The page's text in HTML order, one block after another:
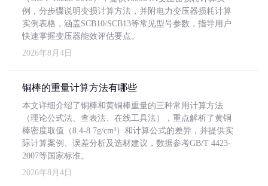
例，分步骤说明变损计算方法，并附电力变压器损耗计算
实例表格，涵盖SCB10/SCB13等常见型号参数，指导用户
快速掌握变压器能效评估要点。
2026年8月4日
铜棒的重量计算方法有哪些
本文详细介绍了铜棒和黄铜棒重量的三种常用计算方法
（理论公式法、查表法、在线工具法），重点解析了黄铜
棒密度取值（8.4-8.7g/cm³）和计算公式的差异，并提供实
际计算案例、误差分析及选材建议，数据参考GB/T 4423-
2007等国家标准。
2026年8月4日